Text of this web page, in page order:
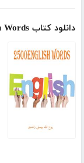
دانلود کتاب 2500English Words